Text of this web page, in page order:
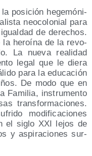
la posi­ción hege­mó­ni­
neo­co­lo­nial para
de dere­chos.
la heroí­na de la revo­
La nue­va reali­dad
legal que le die­ra
para la edu­ca­ción
De modo que en
Fami­lia, ins­tru­men­to
trans­for­ma­cio­nes.
modi­fi­ca­cio­nes
el siglo XXI lejos de
y aspi­ra­cio­nes sur­